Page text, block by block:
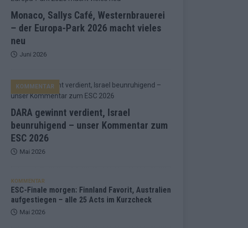
Monaco, Sallys Café, Westernbrauerei
– der Europa-Park 2026 macht vieles
neu
Juni 2026
DARA gewinnt verdient, Israel
beunruhigend – unser Kommentar zum
ESC 2026
KOMMENTAR
Mai 2026
KOMMENTAR
ESC-Finale morgen: Finnland Favorit, Australien
aufgestiegen – alle 25 Acts im Kurzcheck
Mai 2026